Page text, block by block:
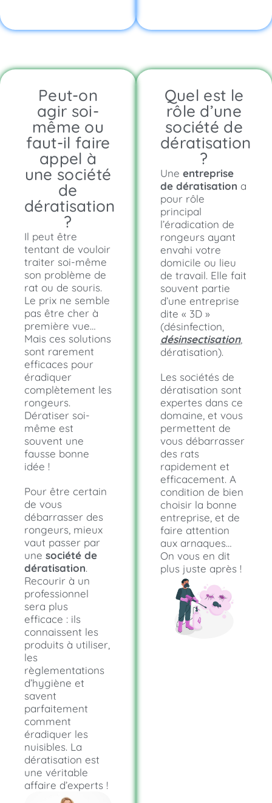
Peut-on
agir soi-
même ou
faut-il faire
appel à
une société
de
dératisation
?
Il peut être
tentant de vouloir
traiter soi-même
son problème de
rat ou de souris.
Le prix ne semble
pas être cher à
première vue…
Mais ces solutions
sont rarement
efficaces pour
éradiquer
complètement les
rongeurs.
Dératiser soi-
même est
souvent une
fausse bonne
idée !
Pour être certain
de vous
débarrasser des
rongeurs, mieux
vaut passer par
une société de
dératisation.
Recourir à un
professionnel
sera plus
efficace : ils
connaissent les
produits à utiliser,
les
règlementations
d’hygiène et
savent
parfaitement
comment
éradiquer les
nuisibles. La
dératisation est
une véritable
affaire d’experts !
Quel est le
rôle d’une
société de
dératisation
?
Une entreprise
de dératisation a
pour rôle
principal
l’éradication de
rongeurs ayant
envahi votre
domicile ou lieu
de travail. Elle fait
souvent partie
d’une entreprise
dite « 3D »
(désinfection,
désinsectisation,
dératisation).
Les sociétés de
dératisation sont
expertes dans ce
domaine, et vous
permettent de
vous débarrasser
des rats
rapidement et
efficacement. A
condition de bien
choisir la bonne
entreprise, et de
faire attention
aux arnaques…
On vous en dit
plus juste après !